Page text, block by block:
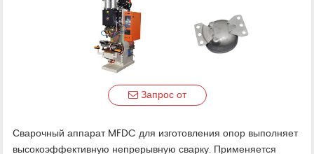
Запрос от
Сварочный аппарат MFDC для изготовления опор выполняет
высокоэффективную непрерывную сварку. Применяется